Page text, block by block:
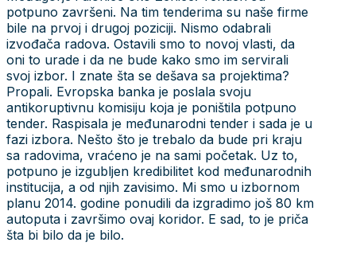
potpuno završeni. Na tim tenderima su naše firme
bile na prvoj i drugoj poziciji. Nismo odabrali
izvođača radova. Ostavili smo to novoj vlasti, da
oni to urade i da ne bude kako smo im servirali
svoj izbor. I znate šta se dešava sa projektima?
Propali. Evropska banka je poslala svoju
antikoruptivnu komisiju koja je poništila potpuno
tender. Raspisala je međunarodni tender i sada je u
fazi izbora. Nešto što je trebalo da bude pri kraju
sa radovima, vraćeno je na sami početak. Uz to,
potpuno je izgubljen kredibilitet kod međunarodnih
institucija, a od njih zavisimo. Mi smo u izbornom
planu 2014. godine ponudili da izgradimo još 80 km
autoputa i završimo ovaj koridor. E sad, to je priča
šta bi bilo da je bilo.